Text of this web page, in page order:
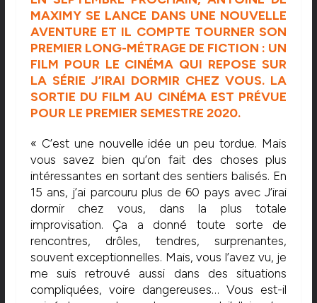
MAXIMY SE LANCE DANS UNE NOUVELLE
AVENTURE ET IL COMPTE TOURNER SON
PREMIER LONG-MÉTRAGE DE FICTION : UN
FILM POUR LE CINÉMA QUI REPOSE SUR
LA SÉRIE J’IRAI DORMIR CHEZ VOUS. LA
SORTIE DU FILM AU CINÉMA EST PRÉVUE
POUR LE PREMIER SEMESTRE 2020.
« C’est une nouvelle idée un peu tordue. Mais
vous savez bien qu’on fait des choses plus
intéressantes en sortant des sentiers balisés. En
15 ans, j’ai parcouru plus de 60 pays avec J’irai
dormir chez vous, dans la plus totale
improvisation. Ça a donné toute sorte de
rencontres, drôles, tendres, surprenantes,
souvent exceptionnelles. Mais, vous l’avez vu, je
me suis retrouvé aussi dans des situations
compliquées, voire dangereuses… Vous est-il